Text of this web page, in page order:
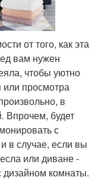
от того, как эта
вам нужен
чтобы уютно
или просмотра
в
Впрочем, будет
с
в случае, если вы
или диване -
дизайном комнаты.